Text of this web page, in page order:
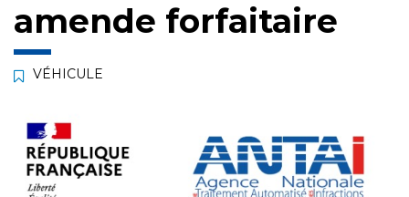
amende forfaitaire
VÉHICULE